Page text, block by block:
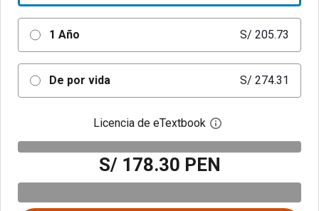
1 Año S/ 205.73
De por vida S/ 274.31
Licencia de eTextbook Abre el cuadro de
S/ 178.30 PEN